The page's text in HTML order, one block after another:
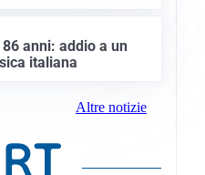
anni: addio a un
italiana
Altre notizie